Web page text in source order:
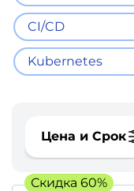
CI/CD
Kubernetes
Цена и Срок
Скидка 60%
Видео,
фото,
аудио
язык